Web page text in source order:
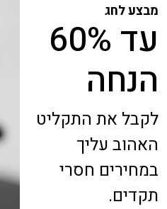
מבצע לחג
עד 60%
הנחה
לקבל את התקליט
האהוב עליך
במחירים חסרי
תקדים.